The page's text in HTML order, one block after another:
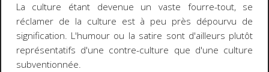
La culture étant devenue un vaste fourre-tout, se
réclamer de la culture est à peu près dépourvu de
signification. L'humour ou la satire sont d'ailleurs plutôt
représentatifs d'une contre-culture que d'une culture
subventionnée.